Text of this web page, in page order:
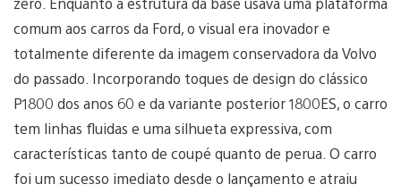
comum aos carros da Ford, o visual era inovador e
totalmente diferente da imagem conservadora da Volvo
do passado. Incorporando toques de design do clássico
P1800 dos anos 60 e da variante posterior 1800ES, o carro
tem linhas fluidas e uma silhueta expressiva, com
características tanto de coupé quanto de perua. O carro
foi um sucesso imediato desde o lançamento e atraiu